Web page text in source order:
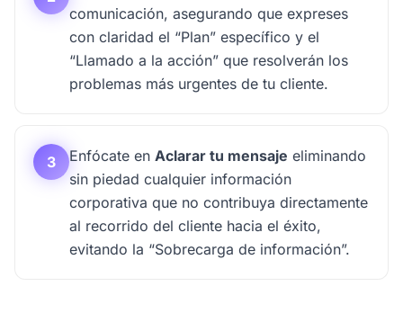
comunicación, asegurando que expreses
con claridad el “Plan” específico y el
“Llamado a la acción” que resolverán los
problemas más urgentes de tu cliente.
3 Enfócate en Aclarar tu mensaje eliminando
sin piedad cualquier información
corporativa que no contribuya directamente
al recorrido del cliente hacia el éxito,
evitando la “Sobrecarga de información”.